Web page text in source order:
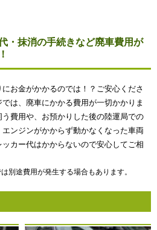
・抹消の手続きなど廃車費用が
お金がかかるのでは！？ご安心くださ
は、廃車にかかる費用が一切かかりま
費用や、お預かりした後の陸運局での
ンジンがかからず動かなくなった車両
カー代はかからないので安心してご相
別途費用が発生する場合もあります。